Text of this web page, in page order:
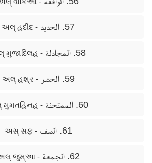
57. الحديد - અલ્ હદીદ
58. المجادلة - અલ્ મુજાદિલહ
59. الحشر - અલ્ હશ્ર
60. الممتحنة - અલ્ મુમતહિનહ
61. الصف - અસ્ સફ
62. الجمعة - અલ્ જુમ્આ